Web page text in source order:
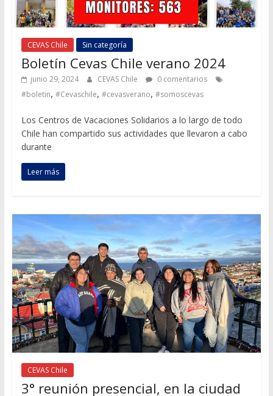
CEVAS Chile Sin categoría
Boletín Cevas Chile verano 2024
junio 29, 2024 CEVAS Chile
0 comentarios
#boletin, #Cevaschile, #cevasverano, #somoscevas
Los Centros de Vacaciones Solidarios a lo largo de todo
Chile han compartido sus actividades que llevaron a cabo
durante
Leer más
CEVAS Chile
3° reunión presencial, en la ciudad